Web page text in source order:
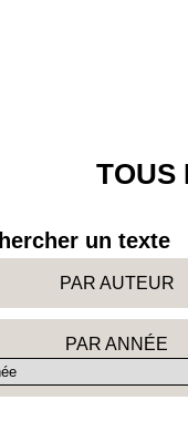
TOUS
un texte
PAR AUTEUR
PAR ANNÉE